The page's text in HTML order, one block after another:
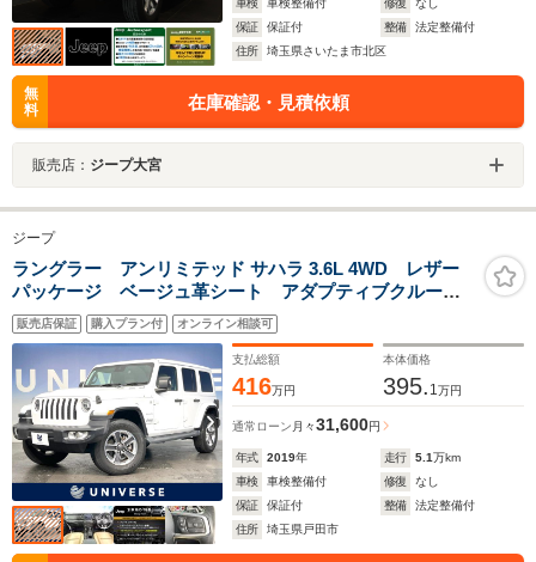
車検
車検整備付 修復
なし
保証
保証付 整備
法定整備付
住所
埼玉県さいたま市北区
無
料
在庫確認・見積依頼
販売店： ジープ大宮
ジープ
ラングラー アンリミテッド サハラ 3.6L 4WD レザー
パッケージ ベージュ革シート アダプティブクルーズ
コントロール 4WD 前席シートヒーター アップルカ
ープレイ 純正ナビ 純正18インチアルミホイール
LEDヘッドライト 禁煙車
販売店保証 購入プラン付 オンライン相談可
支払総額
416万円
本体価格
395. 1万円
通常ローン 月々31,600円
年式 2019年 走行 5.1万km
車検
車検整備付 修復
なし
保証
保証付 整備
法定整備付
住所
埼玉県戸田市